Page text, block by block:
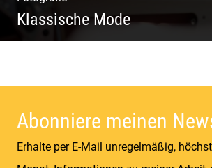
Klassische Mode
Abonniere meinen
Erhalte per E-Mail unregelmäßig,